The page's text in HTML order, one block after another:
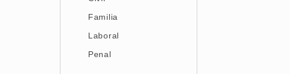
Familia
Laboral
Penal